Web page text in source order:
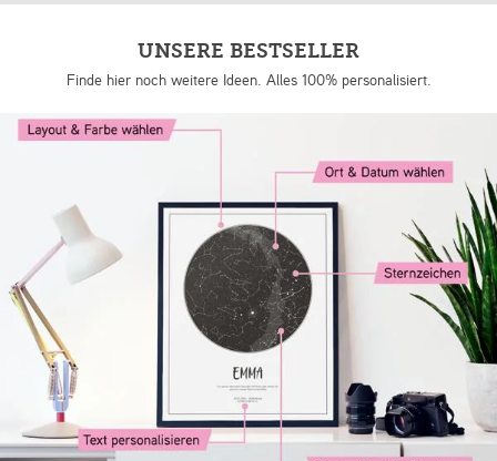
UNSERE BESTSELLER
Finde hier noch weitere Ideen. Alles 100% personalisiert.